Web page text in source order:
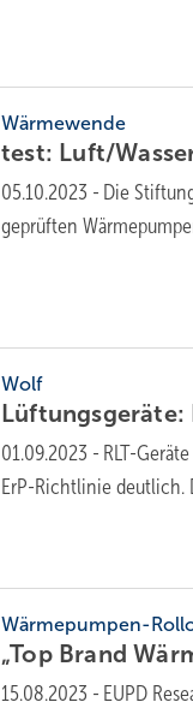
Wärmewende
test: Luft/
05.10.2023 - Die
geprüften
Wolf
Lüftungsgeräte:
01.09.2023 - RLT-
ErP-Richtlinie deutlich.
Wärmepumpen-
„Top Brand
15.08.2023 - EUPD